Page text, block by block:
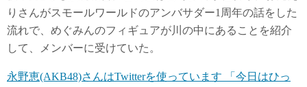
りさんがスモールワールドのアンバサダー1周年の話をした
流れで、めぐみんのフィギュアが川の中にあることを紹介
して、メンバーに受けていた。
永野恵(AKB48)さんはTwitterを使っています 「今日はひっ